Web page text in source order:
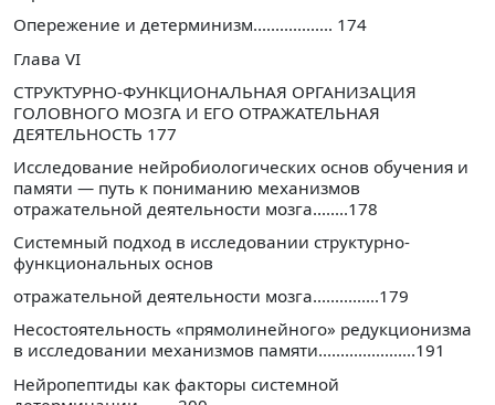
Опережение и детерминизм.................. 174
Глава VI
СТРУКТУРНО-ФУНКЦИОНАЛЬНАЯ ОРГАНИЗАЦИЯ
ГОЛОВНОГО МОЗГА И ЕГО ОТРАЖАТЕЛЬНАЯ
ДЕЯТЕЛЬНОСТЬ 177
Исследование нейробиологических основ обучения и
памяти — путь к пониманию механизмов
отражательной деятельности мозга........178
Системный подход в исследовании структурно-
функциональных основ
отражательной деятельности мозга...............179
Несостоятельность «прямолинейного» редукционизма
в исследовании механизмов памяти......................191
Нейропептиды как факторы системной